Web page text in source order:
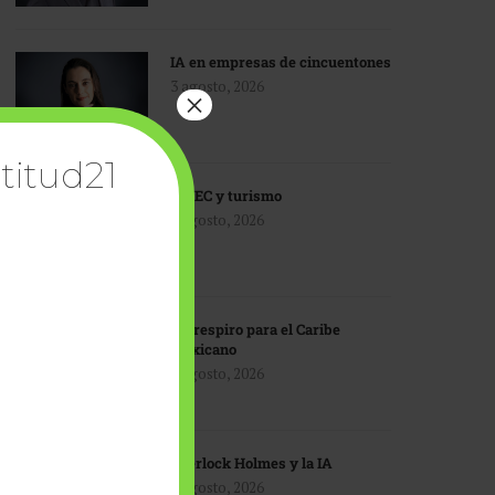
IA en empresas de cincuentones
3 agosto, 2026
TMEC y turismo
3 agosto, 2026
Un respiro para el Caribe
mexicano
3 agosto, 2026
Sherlock Holmes y la IA
3 agosto, 2026
×